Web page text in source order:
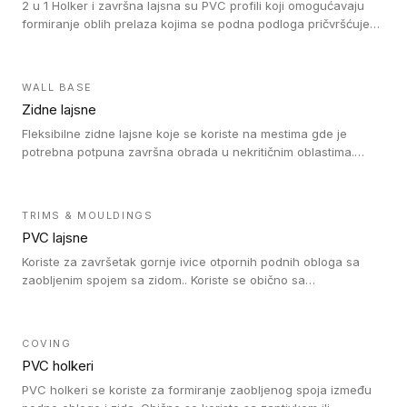
2 u 1 Holker i završna lajsna su PVC profili koji omogućavaju
formiranje oblih prelaza kojima se podna podloga pričvršćuje
WALL BASE
Zidne lajsne
Fleksibilne zidne lajsne koje se koriste na mestima gde je
potrebna potpuna završna obrada u nekritičnim oblastima.
TRIMS & MOULDINGS
PVC lajsne
Koriste za završetak gornje ivice otpornih podnih obloga sa
zaobljenim spojem sa zidom.. Koriste se obično sa
rešenje).
COVING
PVC holkeri
PVC holkeri se koriste za formiranje zaobljenog spoja između